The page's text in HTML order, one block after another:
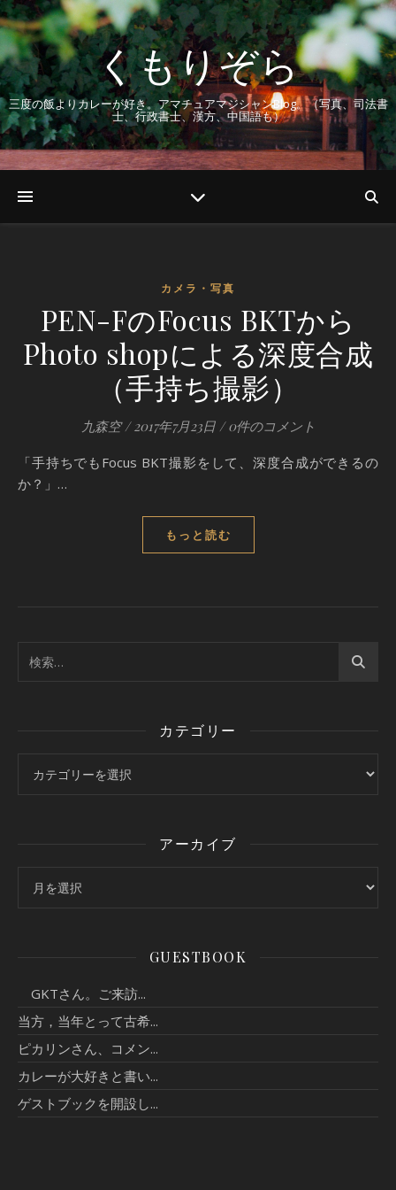
くもりぞら
三度の飯よりカレーが好き。アマチュアマジシャンBlog。（写真、司法書
士、行政書士、漢方、中国語も）
カメラ・写真
PEN-FのFocus BKTから
Photo shopによる深度合成
（手持ち撮影）
九森空 / 2017年7月23日 / 0件のコメント
「手持ちでもFocus BKT撮影をして、深度合成ができるの
か？」…
もっと読む
カテゴリー
アーカイブ
GUESTBOOK
GKTさん。ご来訪...
当方，当年とって古希...
ピカリンさん、コメン...
カレーが大好きと書い...
ゲストブックを開設し...